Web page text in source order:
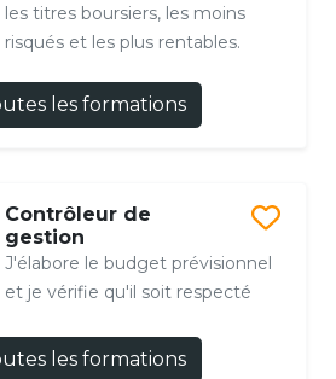
les titres boursiers, les moins
risqués et les plus rentables.
les formations
Contrôleur de
gestion
J'élabore le budget prévisionnel
et je vérifie qu'il soit respecté
les formations